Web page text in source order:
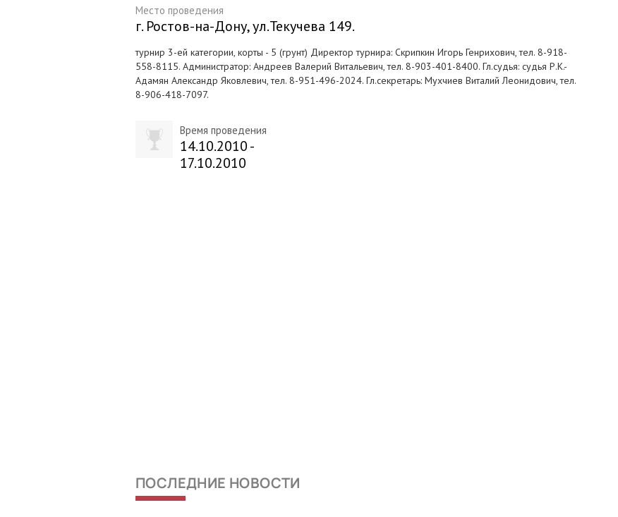
Место проведения
г. Ростов-на-Дону, ул.Текучева 149.
турнир 3-ей категории, корты - 5 (грунт) Директор турнира: Скрипкин Игорь Генрихович, тел. 8-918-
558-8115. Администратор: Андреев Валерий Витальевич, тел. 8-903-401-8400. Гл.судья: судья Р.К.-
Адамян Александр Яковлевич, тел. 8-951-496-2024. Гл.секретарь: Мухчиев Виталий Леонидович, тел.
8-906-418-7097.
Время проведения
14.10.2010 -
17.10.2010
ПОСЛЕДНИЕ НОВОСТИ